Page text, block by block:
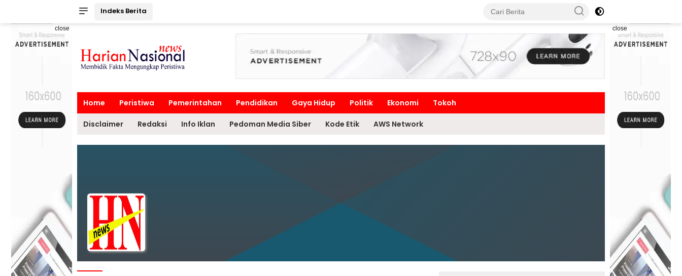
Indeks Berita
close close
Home Peristiwa Pemerintahan Pendidikan Gaya Hidup Politik Ekonomi Tokoh
Disclaimer Redaksi Info Iklan Pedoman Media Siber Kode Etik AWS Network